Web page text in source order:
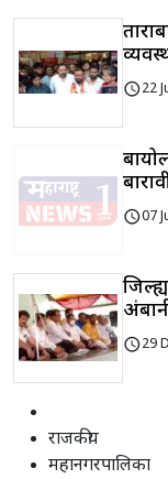
schedule22
schedule07
schedule29
राजकीय
महानगरपालिका